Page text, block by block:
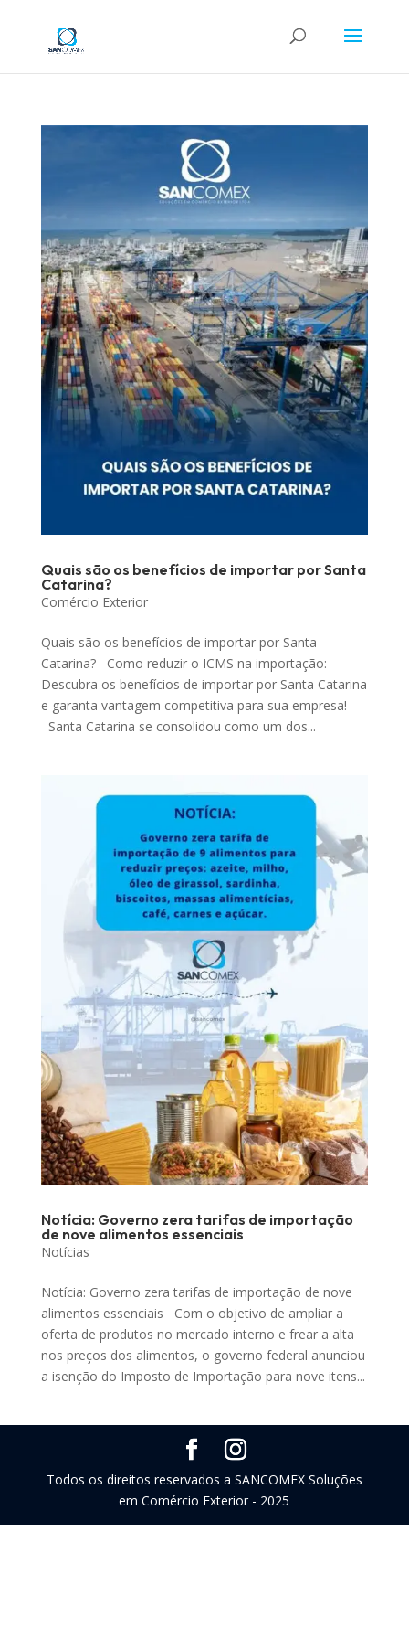
Quais são os benefícios de importar por Santa
Catarina?
Comércio Exterior
Quais são os benefícios de importar por Santa
Catarina? Como reduzir o ICMS na importação:
Descubra os benefícios de importar por Santa Catarina
e garanta vantagem competitiva para sua empresa!
Santa Catarina se consolidou como um dos...
Notícia: Governo zera tarifas de importação
de nove alimentos essenciais
Notícias
Notícia: Governo zera tarifas de importação de nove
alimentos essenciais Com o objetivo de ampliar a
oferta de produtos no mercado interno e frear a alta
nos preços dos alimentos, o governo federal anunciou
a isenção do Imposto de Importação para nove itens...
Todos os direitos reservados a SANCOMEX Soluções
em Comércio Exterior - 2025